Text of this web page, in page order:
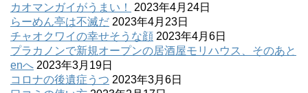
カオマンガイがうまい！
2023年4月24日
らーめん亭は不滅だ 2023年4月23日
チャオクワイの幸せそうな顔 2023年4月6日
プラカノンで新規オープンの居酒屋モリハウス、そのあと
enへ 2023年3月19日
コロナの後遺症うつ 2023年3月6日